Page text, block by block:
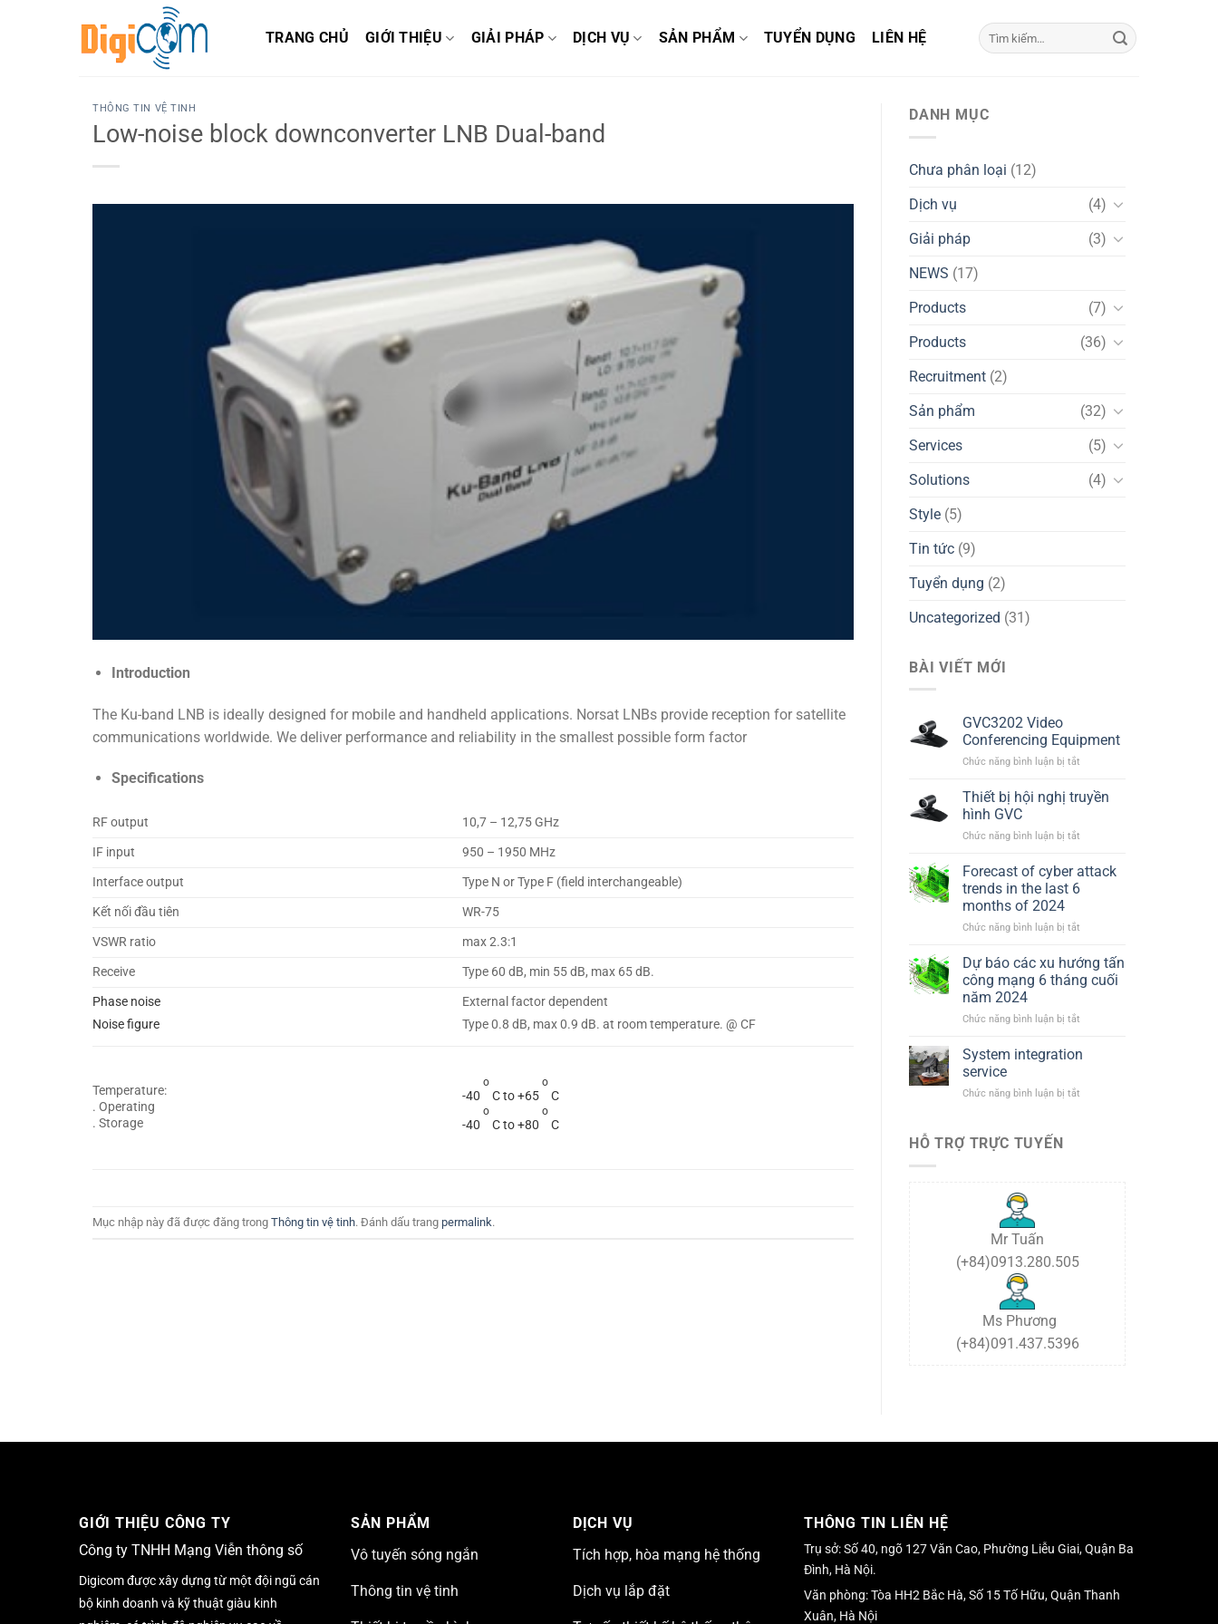
TRANG CHỦ GIỚI THIỆU GIẢI PHÁP DỊCH VỤ SẢN PHẨM TUYỂN DỤNG LIÊN HỆ
Tìm
kiếm:
THÔNG TIN VỆ TINH
Low-noise block downconverter LNB Dual-band
Introduction
The Ku-band LNB is ideally designed for mobile and handheld applications. Norsat LNBs provide reception for satellite
communications worldwide. We deliver performance and reliability in the smallest possible form factor
Specifications
RF output
10,7 – 12,75 GHz
IF input
950 – 1950 MHz
Interface output
Type N or Type F (field interchangeable)
Kết nối đầu tiên
WR-75
VSWR ratio
max 2.3:1
Receive
Type 60 dB, min 55 dB, max 65 dB.
Phase noise
Noise figure
External factor dependent
Type 0.8 dB, max 0.9 dB. at room temperature. @ CF
Temperature:
. Operating
. Storage
-40
o
C to +65
o
C
-40
o
C to +80
o
C
Mục nhập này đã được đăng trong Thông tin vệ tinh. Đánh dấu trang permalink.
DANH MỤC
Chưa phân loại (12)
Dịch vụ
(4)
Giải pháp
(3)
NEWS (17)
Products
(7)
Products
(36)
Recruitment (2)
Sản phẩm
(32)
Services
(5)
Solutions
(4)
Style (5)
Tin tức (9)
Tuyển dụng (2)
Uncategorized (31)
BÀI VIẾT MỚI
GVC3202 Video
Conferencing Equipment
Chức năng bình luận bị tắt
Video
Conferencing
Thiết bị hội nghị truyền
hình GVC
Chức năng bình luận bị tắt
bị
Forecast of cyber attack
trends in the last 6
months of 2024
Chức năng bình luận bị tắt
of
cyber
attack
last
Dự báo các xu hướng tấn
công mạng 6 tháng cuối
năm 2024
Chức năng bình luận bị tắt
báo
System integration
service
Chức năng bình luận bị tắt
HỖ TRỢ TRỰC TUYẾN
Mr Tuấn
(+84)0913.280.505
Ms Phương
(+84)091.437.5396
GIỚI THIỆU CÔNG TY
Công ty TNHH Mạng Viễn thông số
Digicom được xây dựng từ một đội ngũ cán
bộ kinh doanh và kỹ thuật giàu kinh
SẢN PHẨM
Vô tuyến sóng ngắn
Thông tin vệ tinh
DỊCH VỤ
Tích hợp, hòa mạng hệ thống
Dịch vụ lắp đặt
THÔNG TIN LIÊN HỆ
Trụ sở: Số 40, ngõ 127 Văn Cao, Phường Liễu Giai, Quận Ba
Đình, Hà Nội.
Văn phòng: Tòa HH2 Bắc Hà, Số 15 Tố Hữu, Quận Thanh
Xuân, Hà Nội